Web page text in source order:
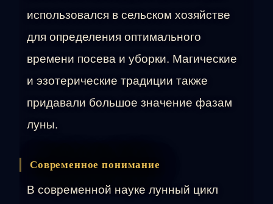
использовался в сельском хозяйстве
для определения оптимального
времени посева и уборки. Магические
и эзотерические традиции также
придавали большое значение фазам
луны.
Современное понимание
В современной науке лунный цикл